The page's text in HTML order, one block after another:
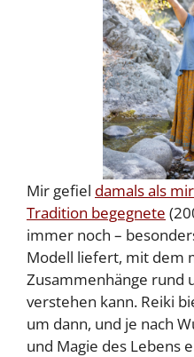
Mir gefiel damals als
Tradition begegnete
immer noch –
Modell liefert, mit dem
Zusammenhänge rund
verstehen kann. Reiki
um dann, und je nach
und Magie des Lebens